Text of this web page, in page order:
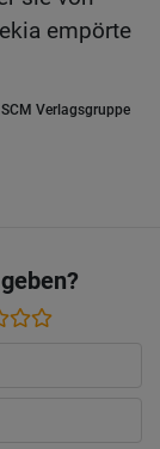
empörte
Verlagsgruppe